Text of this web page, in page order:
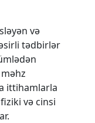
və
tədbirlər
ittihamlarla
və cinsi